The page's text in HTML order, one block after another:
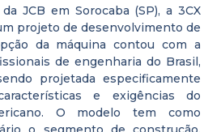
JCB em Sorocaba (SP), a 3CX
projeto de desenvolvimento de
da máquina contou com a
de engenharia do Brasil,
projetada especificamente
e exigências do
O modelo tem como